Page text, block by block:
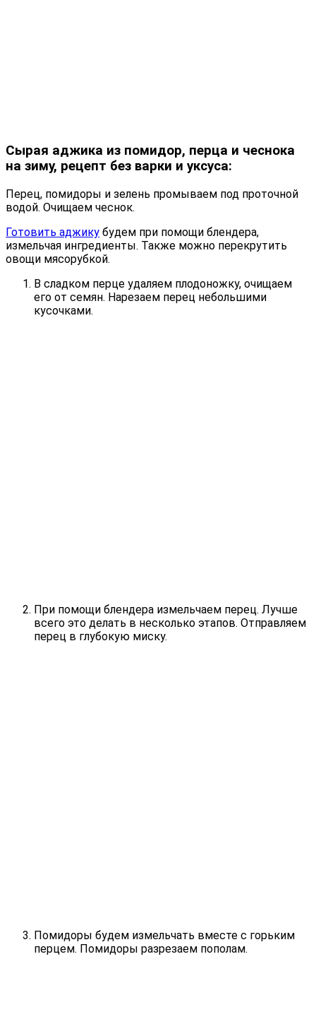
Сырая аджика из помидор, перца и чеснока
на зиму, рецепт без варки и уксуса:
Перец, помидоры и зелень промываем под проточной
водой. Очищаем чеснок.
Готовить аджику будем при помощи блендера,
измельчая ингредиенты. Также можно перекрутить
овощи мясорубкой.
В сладком перце удаляем плодоножку, очищаем
его от семян. Нарезаем перец небольшими
кусочками.
При помощи блендера измельчаем перец. Лучше
всего это делать в несколько этапов. Отправляем
перец в глубокую миску.
Помидоры будем измельчать вместе с горьким
перцем. Помидоры разрезаем пополам.